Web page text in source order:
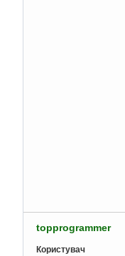
topprogrammer
Користувач